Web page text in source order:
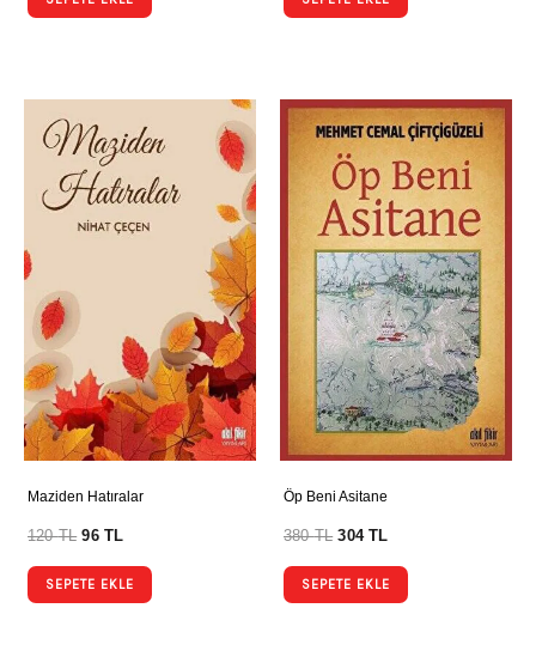
Maziden Hatıralar
120TL 96TL
SEPETE EKLE
Öp Beni Asitane
380TL 304TL
SEPETE EKLE